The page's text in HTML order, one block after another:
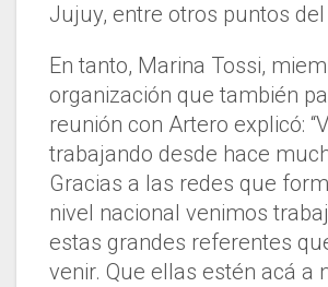
Jujuy, entre otros puntos del
En tanto, Marina Tossi,
organización que también
reunión con Artero explicó:
trabajando desde hace
Gracias a las redes que
nivel nacional venimos
estas grandes referentes
venir. Que ellas estén acá a